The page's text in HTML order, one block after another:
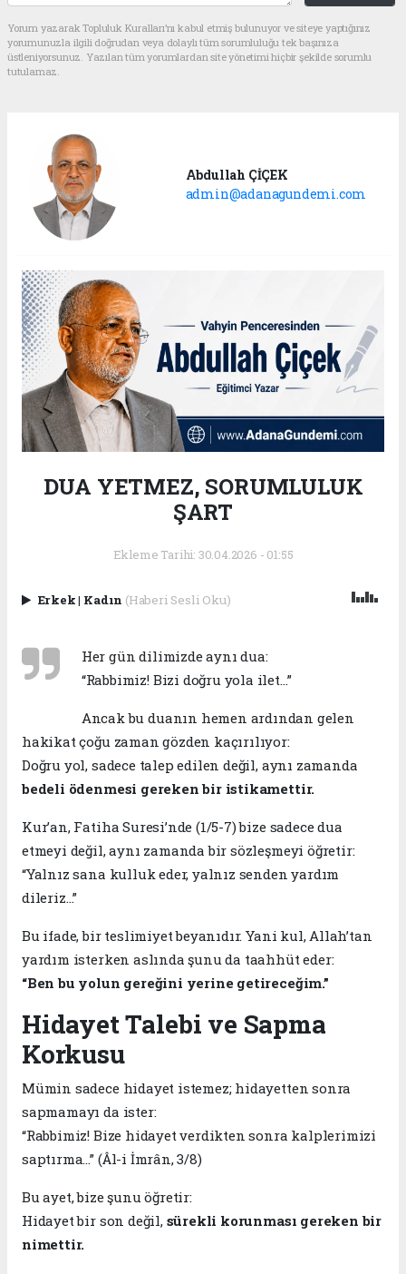
Yorum yazarak Topluluk Kuralları’nı kabul etmiş bulunuyor ve siteye yaptığınız
yorumunuzla ilgili doğrudan veya dolaylı tüm sorumluluğu tek başınıza
üstleniyorsunuz. Yazılan tüm yorumlardan site yönetimi hiçbir şekilde sorumlu
tutulamaz.
Abdullah ÇİÇEK
admin@adanagundemi.com
DUA YETMEZ, SORUMLULUK
ŞART
Ekleme Tarihi: 30.04.2026 - 01:55
Erkek| Kadın (Haberi Sesli Oku)
Her gün dilimizde aynı dua:
“Rabbimiz! Bizi doğru yola ilet…”
Ancak bu duanın hemen ardından gelen
hakikat çoğu zaman gözden kaçırılıyor:
Doğru yol, sadece talep edilen değil, aynı zamanda
bedeli ödenmesi gereken bir istikamettir.
Kur’an, Fatiha Suresi’nde (1/5-7) bize sadece dua
etmeyi değil, aynı zamanda bir sözleşmeyi öğretir:
“Yalnız sana kulluk eder, yalnız senden yardım
dileriz…”
Bu ifade, bir teslimiyet beyanıdır. Yani kul, Allah’tan
yardım isterken aslında şunu da taahhüt eder:
“Ben bu yolun gereğini yerine getireceğim.”
Hidayet Talebi ve Sapma
Korkusu
Mümin sadece hidayet istemez; hidayetten sonra
sapmamayı da ister:
“Rabbimiz! Bize hidayet verdikten sonra kalplerimizi
saptırma…” (Âl-i İmrân, 3/8)
Bu ayet, bize şunu öğretir:
Hidayet bir son değil, sürekli korunması gereken bir
nimettir.